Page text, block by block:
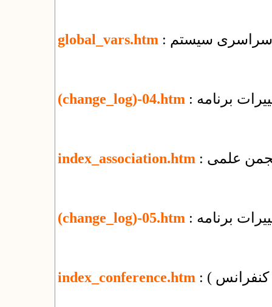
global_vars.htm سراسری سیستم
(change_log)-04.htm برنامه
index_association.htm علمی
(change_log)-05.htm برنامه
index_conference.htm کنفرانس )